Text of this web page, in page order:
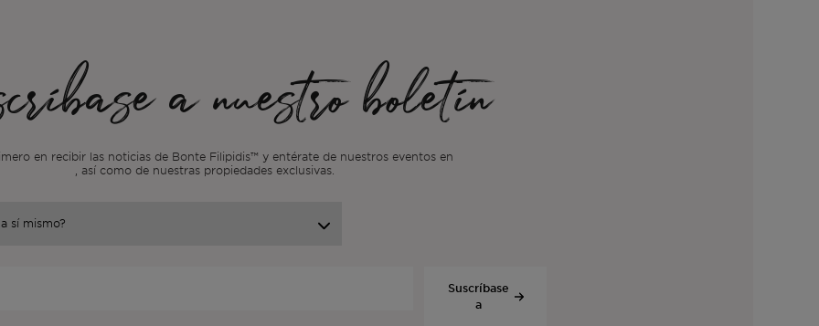
a nuestro boletín
en recibir las noticias de Bonte Filipidis™ y entérate de nuestros eventos en
, así como de nuestras propiedades exclusivas.
Suscríbase
a